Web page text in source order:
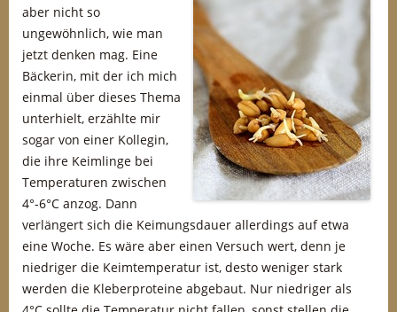
aber nicht so
ungewöhnlich, wie man
jetzt denken mag. Eine
Bäckerin, mit der ich mich
einmal über dieses Thema
unterhielt, erzählte mir
sogar von einer Kollegin,
die ihre Keimlinge bei
Temperaturen zwischen
4°-6°C anzog. Dann
verlängert sich die Keimungsdauer allerdings auf etwa
eine Woche. Es wäre aber einen Versuch wert, denn je
niedriger die Keimtemperatur ist, desto weniger stark
werden die Kleberproteine abgebaut. Nur niedriger als